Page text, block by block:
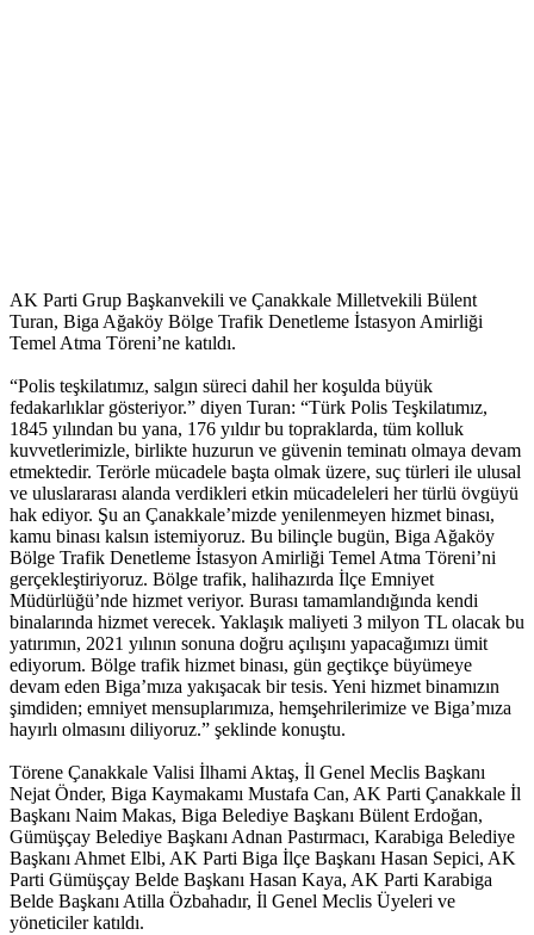
AK Parti Grup Başkanvekili ve Çanakkale Milletvekili Bülent
Turan, Biga Ağaköy Bölge Trafik Denetleme İstasyon Amirliği
Temel Atma Töreni’ne katıldı.
“Polis teşkilatımız, salgın süreci dahil her koşulda büyük
fedakarlıklar gösteriyor.” diyen Turan: “Türk Polis Teşkilatımız,
1845 yılından bu yana, 176 yıldır bu topraklarda, tüm kolluk
kuvvetlerimizle, birlikte huzurun ve güvenin teminatı olmaya devam
etmektedir. Terörle mücadele başta olmak üzere, suç türleri ile ulusal
ve uluslararası alanda verdikleri etkin mücadeleleri her türlü övgüyü
hak ediyor. Şu an Çanakkale’mizde yenilenmeyen hizmet binası,
kamu binası kalsın istemiyoruz. Bu bilinçle bugün, Biga Ağaköy
Bölge Trafik Denetleme İstasyon Amirliği Temel Atma Töreni’ni
gerçekleştiriyoruz. Bölge trafik, halihazırda İlçe Emniyet
Müdürlüğü’nde hizmet veriyor. Burası tamamlandığında kendi
binalarında hizmet verecek. Yaklaşık maliyeti 3 milyon TL olacak bu
yatırımın, 2021 yılının sonuna doğru açılışını yapacağımızı ümit
ediyorum. Bölge trafik hizmet binası, gün geçtikçe büyümeye
devam eden Biga’mıza yakışacak bir tesis. Yeni hizmet binamızın
şimdiden; emniyet mensuplarımıza, hemşehrilerimize ve Biga’mıza
hayırlı olmasını diliyoruz.” şeklinde konuştu.
Törene Çanakkale Valisi İlhami Aktaş, İl Genel Meclis Başkanı
Nejat Önder, Biga Kaymakamı Mustafa Can, AK Parti Çanakkale İl
Başkanı Naim Makas, Biga Belediye Başkanı Bülent Erdoğan,
Gümüşçay Belediye Başkanı Adnan Pastırmacı, Karabiga Belediye
Başkanı Ahmet Elbi, AK Parti Biga İlçe Başkanı Hasan Sepici, AK
Parti Gümüşçay Belde Başkanı Hasan Kaya, AK Parti Karabiga
Belde Başkanı Atilla Özbahadır, İl Genel Meclis Üyeleri ve
yöneticiler katıldı.